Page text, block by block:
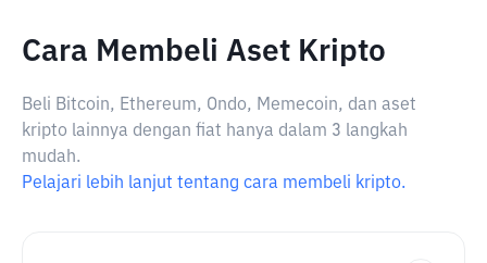
Cara Membeli Aset Kripto
Beli Bitcoin, Ethereum, Ondo, Memecoin, dan aset
kripto lainnya dengan fiat hanya dalam 3 langkah
mudah.
Pelajari lebih lanjut tentang cara membeli kripto.